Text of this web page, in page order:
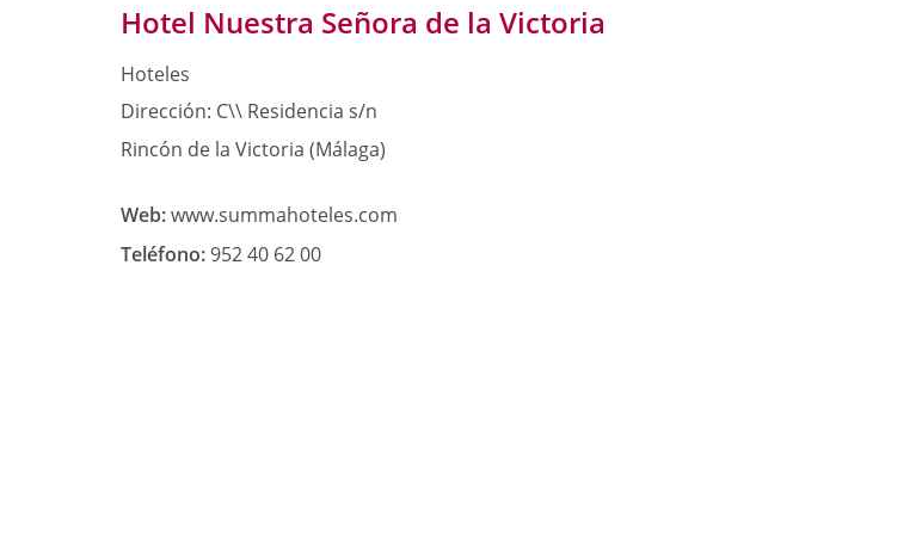
Hotel Nuestra Señora de la Victoria
Hoteles
Dirección: C\\ Residencia s/n
Rincón de la Victoria (Málaga)
Web: www.summahoteles.com
Teléfono:952 40 62 00